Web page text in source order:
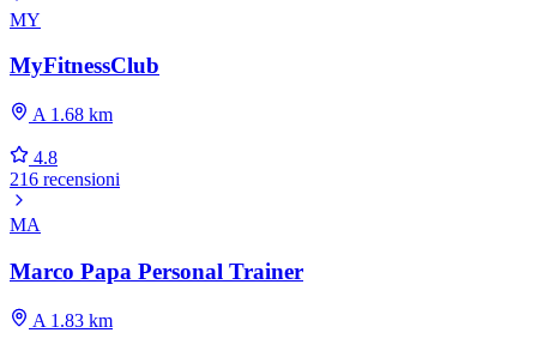
MY
MyFitnessClub
A 1.68 km
4.8
216 recensioni
MA
Marco Papa Personal Trainer
A 1.83 km